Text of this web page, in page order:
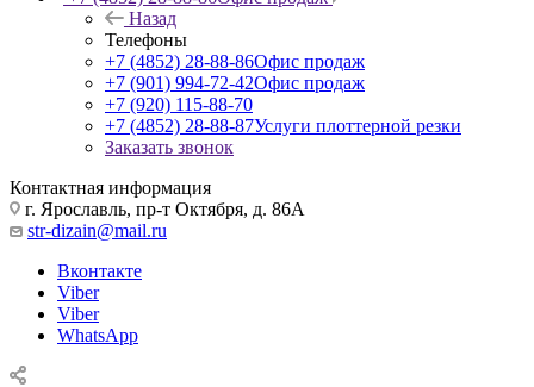
Сравнение товаров
+7 (4852) 28-88-86Офис продаж
Назад
Телефоны
+7 (4852) 28-88-86Офис продаж
+7 (901) 994-72-42
+7 (4852) 28-88-87
Заказать звонок
г. Ярославль, пр-т Октября, д. 86А
str-dizain@mail.ru
Вконтакте